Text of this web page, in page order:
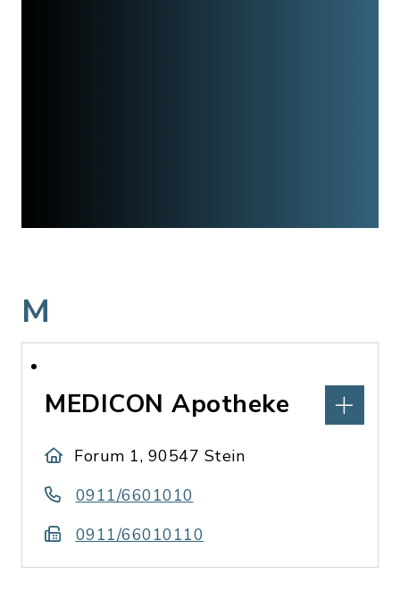
M
MEDICON Apotheke
Forum 1, 90547 Stein
0911/6601010
0911/66010110